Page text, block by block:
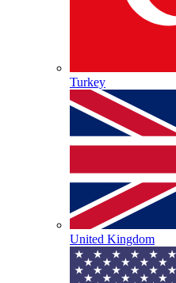
Turkey
United Kingdom